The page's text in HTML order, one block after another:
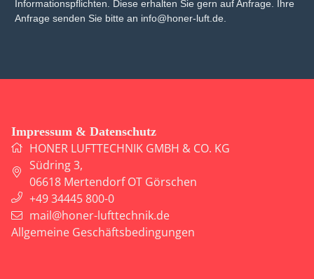
Informationspflichten. Diese erhalten Sie gern auf Anfrage. Ihre
Anfrage senden Sie bitte an info@honer-luft.de.
Impressum & Datenschutz
HONER LUFTTECHNIK GMBH & CO. KG
Südring 3,
06618 Mertendorf OT Görschen
+49 34445 800-0
mail@honer-lufttechnik.de
Allgemeine Geschäftsbedingungen